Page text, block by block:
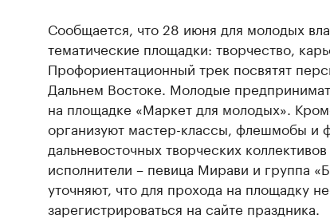
Сообщается, что 28 июня для молодых
тематические площадки: творчество,
Профориентационный трек посвятят
Дальнем Востоке. Молодые
на площадке «Маркет для молодых».
организуют мастер-классы, флешмобы и
дальневосточных творческих
исполнители – певица Мирави и группа
уточняют, что для прохода на площадку
зарегистрироваться на сайте праздника.